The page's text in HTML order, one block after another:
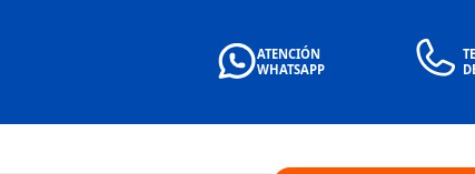
ATENCIÓN
WHATSAPP